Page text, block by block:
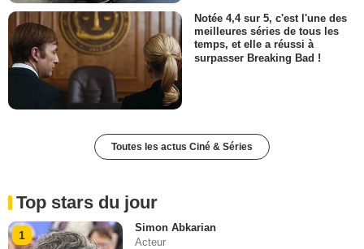
Notée 4,4 sur 5, c'est l'une des
meilleures séries de tous les
temps, et elle a réussi à
surpasser Breaking Bad !
Toutes les actus Ciné & Séries
Top stars du jour
1
Simon Abkarian
Acteur